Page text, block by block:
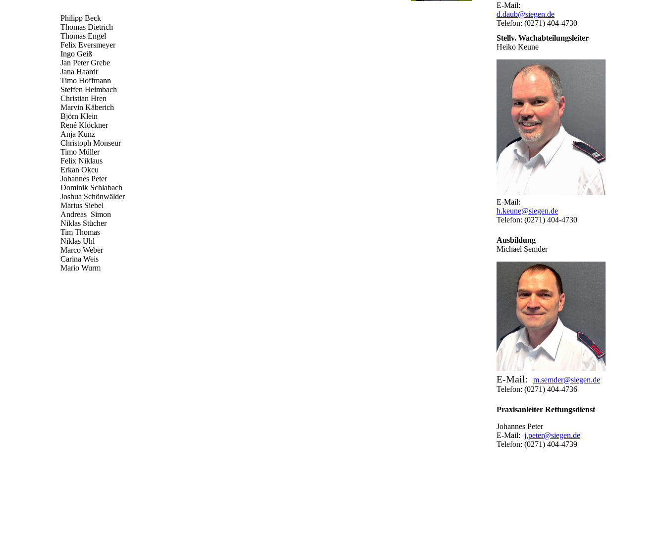
Philipp Beck
Thomas Dietrich
Thomas Engel
Felix Eversmeyer
Ingo Geiß
Jan Peter Grebe
Jana Haardt
Timo Hoffmann
Steffen Heimbach
Christian Hren
Marvin Käberich
Björn Klein
René Klöckner
Anja Kunz
Christoph Monseur
Timo Müller
Felix Niklaus
Erkan Okcu
Johannes Peter
Dominik Schlabach
Joshua Schönwälder
Marius Siebel
Andreas Simon
Niklas Stücher
Tim Thomas
Niklas Uhl
Marco Weber
Carina Weis
Mario Wurm
E-Mail:
d.daub@siegen.de
Telefon: (0271) 404-4730
Stellv. Wachabteilungsleiter
Heiko Keune
E-Mail:
h.keune@siegen.de
Telefon: (0271) 404-4730
Ausbildung
Michael Semder
E-Mail:
m.semder@siegen.de
Telefon: (0271) 404-4736
Praxisanleiter Rettungsdienst
Johannes Peter
E-Mail: j.peter@siegen.de
Telefon: (0271) 404-4739